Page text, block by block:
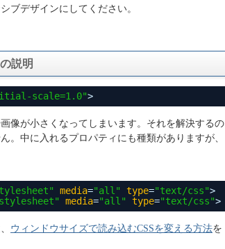
ブデザインにしてください。
説明
scale=1.0">
像が小さくなってしまいます。それを解決するの
。中に入れるプロパティにも種類がありますが、
media="all" type="text/css">
media="all" type="text/css">
ウィンドウサイズで読み込むCSSを変える方法を